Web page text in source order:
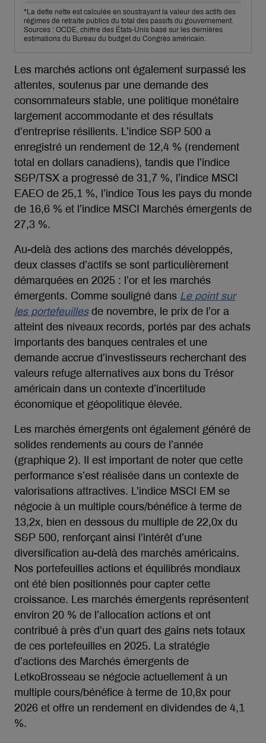
*La dette nette est calculée en soustrayant la valeur des actifs des
régimes de retraite publics du total des passifs du gouvernement.
Sources : OCDE, chiffre des États-Unis basé sur les dernières
estimations du Bureau du budget du Congrès américain.
Les marchés actions ont également surpassé les
attentes, soutenus par une demande des
consommateurs stable, une politique monétaire
largement accommodante et des résultats
d’entreprise résilients. L’indice S&P 500 a
enregistré un rendement de 12,4 % (rendement
total en dollars canadiens), tandis que l’indice
S&P/TSX a progressé de 31,7 %, l’indice MSCI
EAEO de 25,1 %, l’indice Tous les pays du monde
de 16,6 % et l’indice MSCI Marchés émergents de
27,3 %.
Au-delà des actions des marchés développés,
deux classes d’actifs se sont particulièrement
démarquées en 2025 : l’or et les marchés
émergents. Comme souligné dans Le point sur
les portefeuillesde novembre, le prix de l’or a
atteint des niveaux records, portés par des achats
importants des banques centrales et une
demande accrue d’investisseurs recherchant des
valeurs refuge alternatives aux bons du Trésor
américain dans un contexte d’incertitude
économique et géopolitique élevée.
Les marchés émergents ont également généré de
solides rendements au cours de l’année
(graphique 2). Il est important de noter que cette
performance s’est réalisée dans un contexte de
valorisations attractives. L’indice MSCI EM se
négocie à un multiple cours/bénéfice à terme de
13,2x, bien en dessous du multiple de 22,0x du
S&P 500, renforçant ainsi l’intérêt d’une
diversification au-delà des marchés américains.
Nos portefeuilles actions et équilibrés mondiaux
ont été bien positionnés pour capter cette
croissance. Les marchés émergents représentent
environ 20 % de l’allocation actions et ont
contribué à près d’un quart des gains nets totaux
de ces portefeuilles en 2025. La stratégie
d’actions des Marchés émergents de
LetkoBrosseau se négocie actuellement à un
multiple cours/bénéfice à terme de 10,8x pour
2026 et offre un rendement en dividendes de 4,1
%.